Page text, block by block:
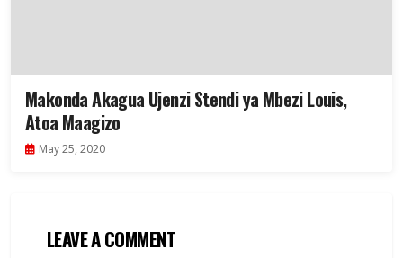
Makonda Akagua Ujenzi Stendi ya Mbezi Louis,
Atoa Maagizo
May 25, 2020
LEAVE A COMMENT